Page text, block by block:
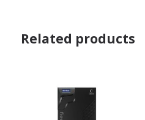
Related products